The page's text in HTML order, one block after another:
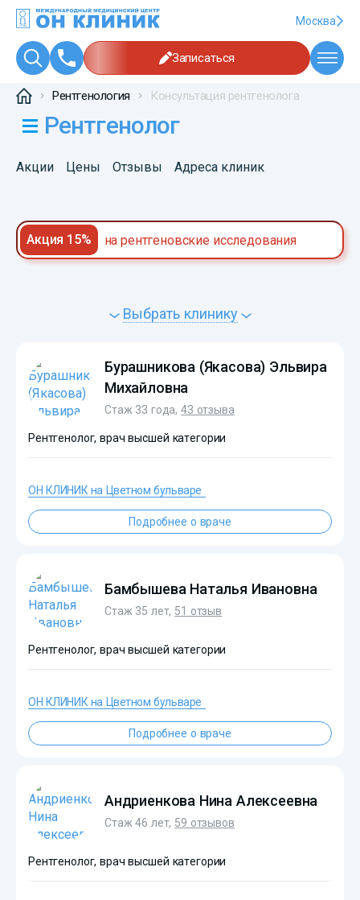
Москва
Записаться
Рентгенология Консультация рентгенолога
Рентгенолог
Акции Цены Отзывы Адреса клиник
Акция 15% на рентгеновские исследования
Выбрать клинику
Бурашникова (Якасова) Эльвира
Михайловна
Стаж 33 года,43 отзыва
Рентгенолог, врач высшей категории
ОН КЛИНИК на Цветном бульваре
Подробнее о враче
Бамбышева Наталья Ивановна
Стаж 35 лет, 51 отзыв
Рентгенолог, врач высшей категории
ОН КЛИНИК на Цветном бульваре
Подробнее о враче
Андриенкова Нина Алексеевна
Стаж 46 лет, 59 отзывов
Рентгенолог, врач высшей категории